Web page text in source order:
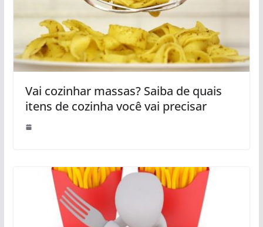
Vai cozinhar massas? Saiba de quais
itens de cozinha você vai precisar